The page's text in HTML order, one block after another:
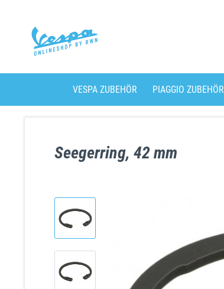
VESPA ZUBEHÖR PIAGGIO ZUBEHÖR
Seegerring, 42 mm